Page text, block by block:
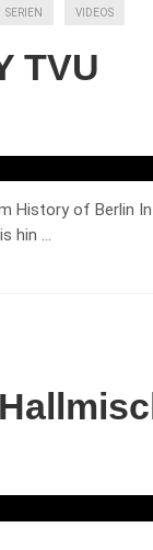
SERIEN VIDEOS
TVU
History of Berlin
hin …